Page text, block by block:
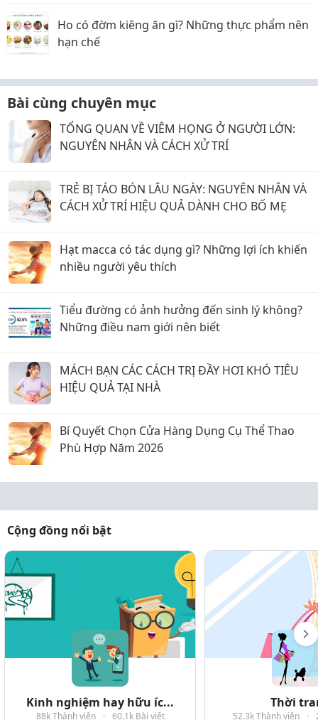
Ho có đờm kiêng ăn gì? Những thực phẩm nên
hạn chế
Bài cùng chuyên mục
TỔNG QUAN VỀ VIÊM HỌNG Ở NGƯỜI LỚN:
NGUYÊN NHÂN VÀ CÁCH XỬ TRÍ
TRẺ BỊ TÁO BÓN LÂU NGÀY: NGUYÊN NHÂN VÀ
CÁCH XỬ TRÍ HIỆU QUẢ DÀNH CHO BỐ MẸ
Hạt macca có tác dụng gì? Những lợi ích khiến
nhiều người yêu thích
Tiểu đường có ảnh hưởng đến sinh lý không?
Những điều nam giới nên biết
MÁCH BẠN CÁC CÁCH TRỊ ĐẦY HƠI KHÓ TIÊU
HIỆU QUẢ TẠI NHÀ
Bí Quyết Chọn Cửa Hàng Dụng Cụ Thể Thao
Phù Hợp Năm 2026
Cộng đồng nổi bật
Kinh nghiệm hay hữu íc...
88k Thành viên · 60.1k Bài viết
Thời
52.3k Thành viên ·